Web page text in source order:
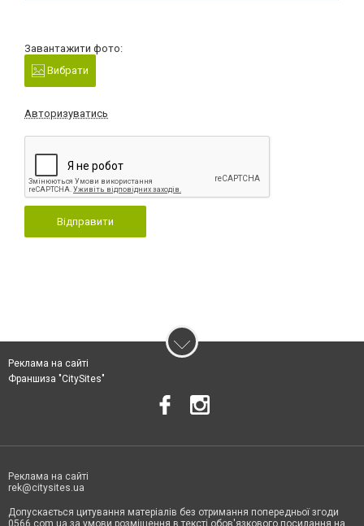
Завантажити фото:
Вибрати
Авторизуватись
Відправити
Реклама на сайті
Франшиза "CitySites"
Реклама на сайті
rek@citysites.ua
Допускається цитування матеріалів без отримання попередньої згоди
0566.com.ua за умови розміщення в тексті обов'язкового посилання на